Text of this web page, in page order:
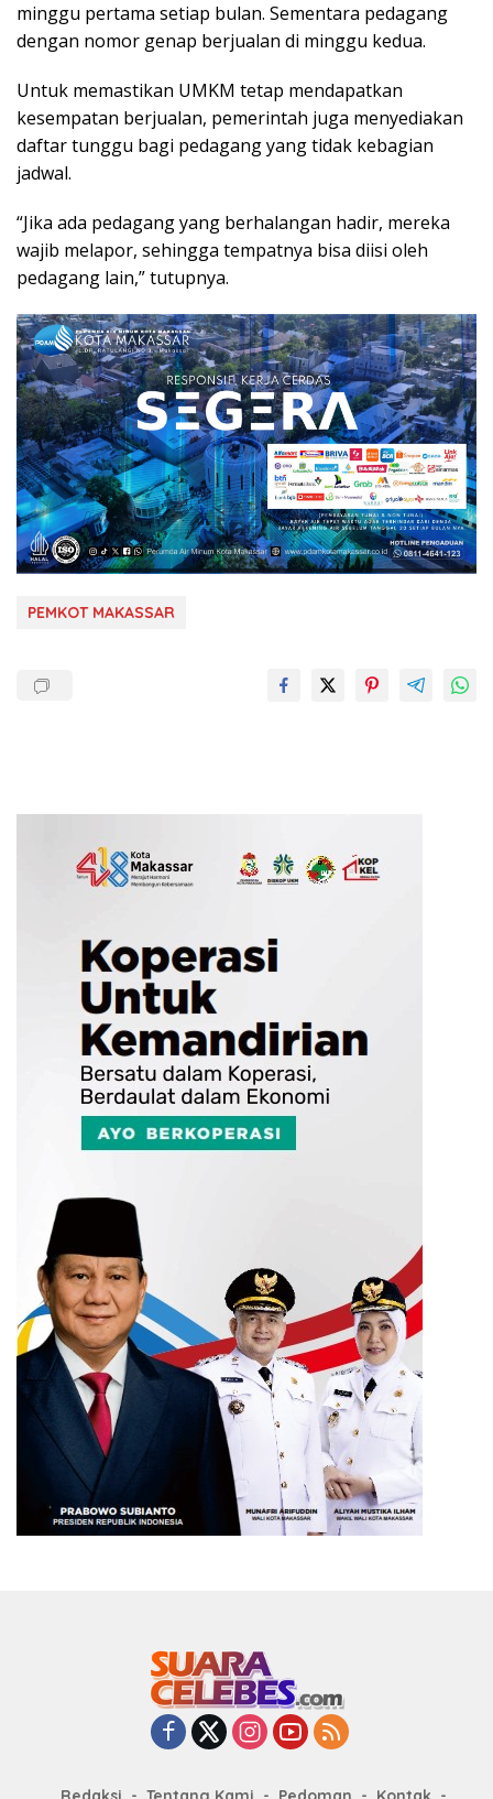
minggu pertama setiap bulan. Sementara pedagang
dengan nomor genap berjualan di minggu kedua.
Untuk memastikan UMKM tetap mendapatkan
kesempatan berjualan, pemerintah juga menyediakan
daftar tunggu bagi pedagang yang tidak kebagian
jadwal.
“Jika ada pedagang yang berhalangan hadir, mereka
wajib melapor, sehingga tempatnya bisa diisi oleh
pedagang lain,” tutupnya.
PEMKOT MAKASSAR